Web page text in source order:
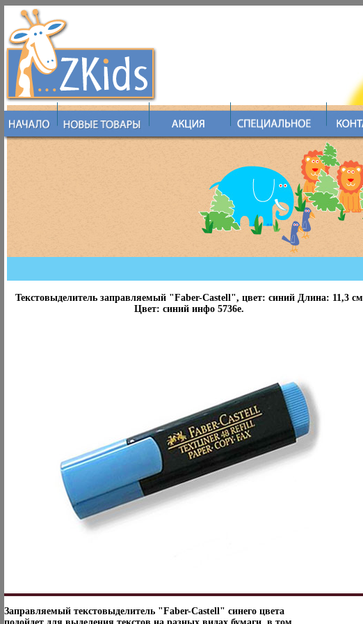
Текстовыделитель заправляемый "Faber-Castell", цвет: синий Длина: 11,3 см
Цвет: синий инфо 5736e.
Заправляемый текстовыделитель "Faber-Castell" синего цвета